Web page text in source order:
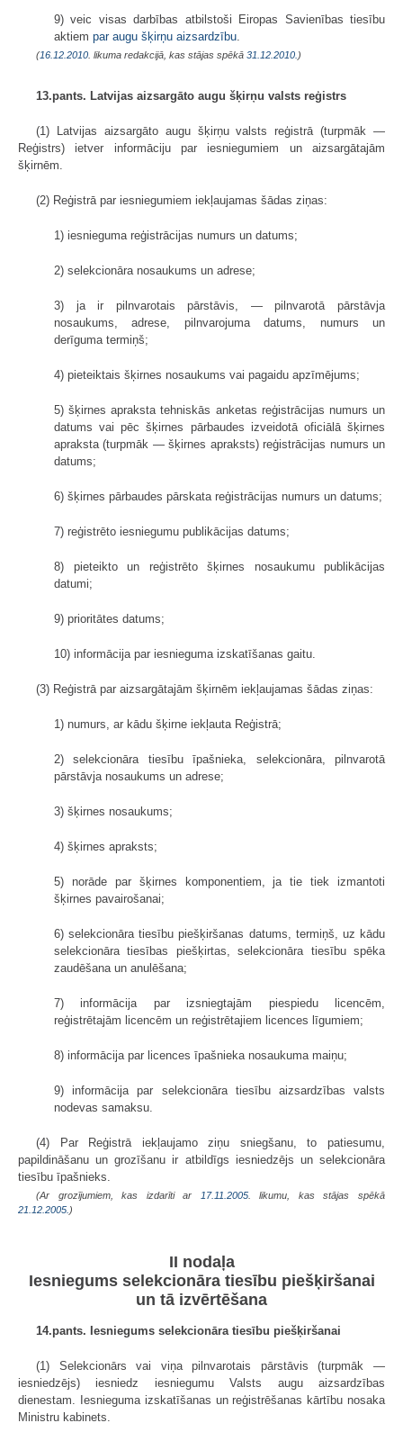
9) veic visas darbības atbilstoši Eiropas Savienības tiesību
aktiem par augu šķirņu aizsardzību
(16.12.2010 . likuma redakcijā, kas stājas spēkā 31.12.2010. )
13.pants. Latvijas aizsargāto augu šķirņu valsts reģistrs
(1) Latvijas aizsargāto augu šķirņu valsts reģistrā (turpmāk —
Reģistrs) ietver informāciju par iesniegumiem un aizsargātajām
šķirnēm.
(2) Reģistrā par iesniegumiem iekļaujamas šādas ziņas:
1) iesnieguma reģistrācijas numurs un datums;
2) selekcionāra nosaukums un adrese;
3) ja ir pilnvarotais pārstāvis, — pilnvarotā pārstāvja
nosaukums, adrese, pilnvarojuma datums, numurs un
derīguma termiņš;
4) pieteiktais šķirnes nosaukums vai pagaidu apzīmējums;
5) šķirnes apraksta tehniskās anketas reģistrācijas numurs un
datums vai pēc šķirnes pārbaudes izveidotā oficiālā šķirnes
apraksta (turpmāk — šķirnes apraksts) reģistrācijas numurs un
datums;
6) šķirnes pārbaudes pārskata reģistrācijas numurs un datums;
7) reģistrēto iesniegumu publikācijas datums;
8) pieteikto un reģistrēto šķirnes nosaukumu publikācijas
datumi;
9) prioritātes datums;
10) informācija par iesnieguma izskatīšanas gaitu.
(3) Reģistrā par aizsargātajām šķirnēm iekļaujamas šādas ziņas:
1) numurs, ar kādu šķirne iekļauta Reģistrā;
2) selekcionāra tiesību īpašnieka, selekcionāra, pilnvarotā
pārstāvja nosaukums un adrese;
3) šķirnes nosaukums;
4) šķirnes apraksts;
5) norāde par šķirnes komponentiem, ja tie tiek izmantoti
šķirnes pavairošanai;
6) selekcionāra tiesību piešķiršanas datums, termiņš, uz kādu
selekcionāra tiesības piešķirtas, selekcionāra tiesību spēka
zaudēšana un anulēšana;
7) informācija par izsniegtajām piespiedu licencēm,
reģistrētajām licencēm un reģistrētajiem licences līgumiem;
8) informācija par licences īpašnieka nosaukuma maiņu;
9) informācija par selekcionāra tiesību aizsardzības valsts
nodevas samaksu.
(4) Par Reģistrā iekļaujamo ziņu sniegšanu, to patiesumu,
papildināšanu un grozīšanu ir atbildīgs iesniedzējs un selekcionāra
tiesību īpašnieks.
(Ar grozījumiem, kas izdarīti ar 17.11.2005. likumu, kas stājas spēkā
21.12.2005. )
II nodaļa
Iesniegums selekcionāra tiesību piešķiršanai
un tā izvērtēšana
14.pants. Iesniegums selekcionāra tiesību piešķiršanai
(1) Selekcionārs vai viņa pilnvarotais pārstāvis (turpmāk —
iesniedzējs) iesniedz iesniegumu Valsts augu aizsardzības
dienestam. Iesnieguma izskatīšanas un reģistrēšanas kārtību nosaka
Ministru kabinets.